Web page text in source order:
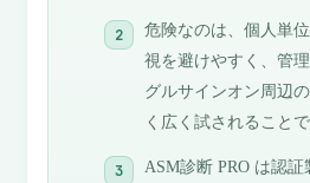
危険なのは、個人単
視を避けやすく、管
グルサインオン周辺
く広く試されることで
ASM診断 PRO は認